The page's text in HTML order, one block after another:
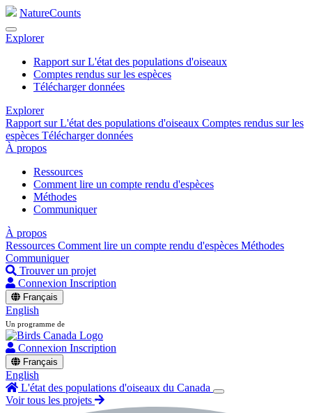
NatureCounts
Explorer
Rapport sur L'état des populations d'oiseaux
Comptes rendus sur les espèces
Télécharger données
Explorer
Rapport sur L'état des populations d'oiseaux Comptes rendus sur les
espèces Télécharger données
À propos
Ressources
Comment lire un compte rendu d'espèces
Méthodes
Communiquer
À propos
Ressources Comment lire un compte rendu d'espèces Méthodes
Communiquer
Trouver un projet
Connexion Inscription
Français
English
Un programme de
Connexion Inscription
Français
English
L'état des populations d'oiseaux du Canada
Voir tous les projets